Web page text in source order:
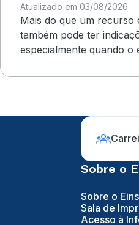
Atualizado em 03/08/2026
Mais do que um recurso
também pode ter
especialmente quando o
Sobre o
Sobre o
Sala de
Acesso à